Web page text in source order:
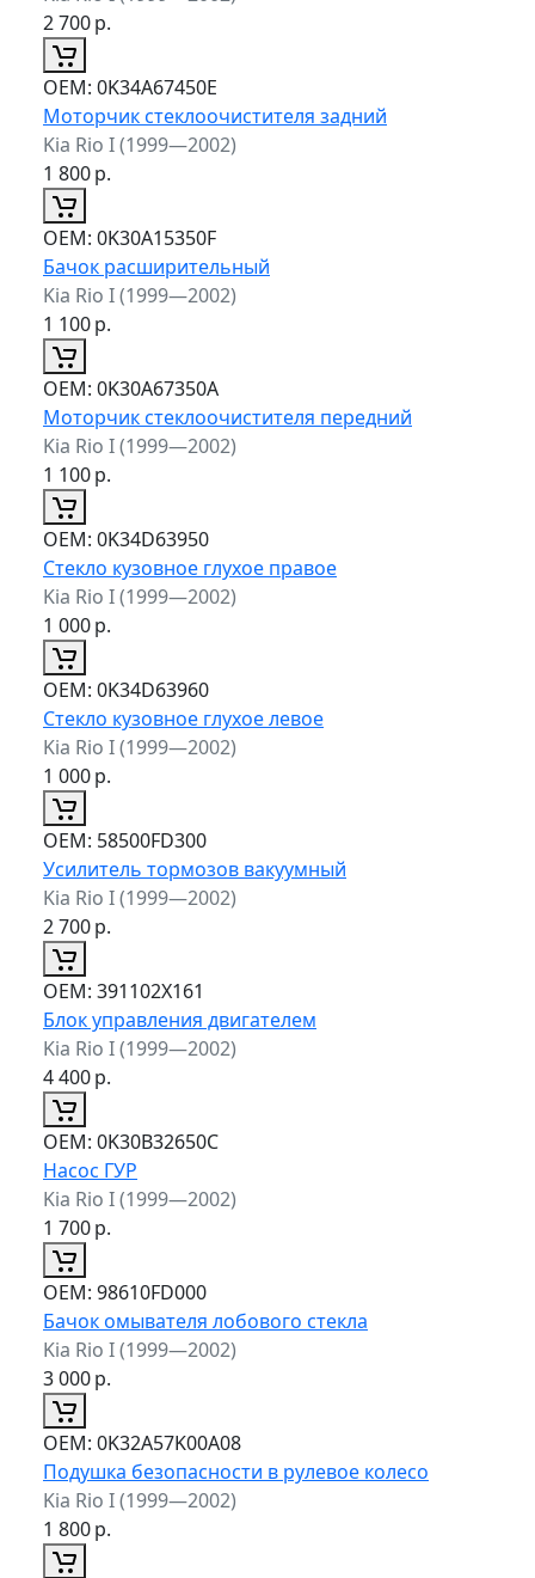
2 700р.
ОЕМ: 0K34A67450E
Моторчик стеклоочистителя задний
Kia Rio I (1999—2002)
1 800р.
ОЕМ: 0K30A15350F
Бачок расширительный
Kia Rio I (1999—2002)
1 100р.
ОЕМ: 0K30A67350A
Моторчик стеклоочистителя передний
Kia Rio I (1999—2002)
1 100р.
ОЕМ: 0K34D63950
Стекло кузовное глухое правое
Kia Rio I (1999—2002)
1 000р.
ОЕМ: 0K34D63960
Стекло кузовное глухое левое
Kia Rio I (1999—2002)
1 000р.
ОЕМ: 58500FD300
Усилитель тормозов вакуумный
Kia Rio I (1999—2002)
2 700р.
ОЕМ: 391102X161
Блок управления двигателем
Kia Rio I (1999—2002)
4 400р.
ОЕМ: 0K30B32650C
Насос ГУР
Kia Rio I (1999—2002)
1 700р.
ОЕМ: 98610FD000
Бачок омывателя лобового стекла
Kia Rio I (1999—2002)
3 000р.
ОЕМ: 0K32A57K00A08
Подушка безопасности в рулевое колесо
Kia Rio I (1999—2002)
1 800р.